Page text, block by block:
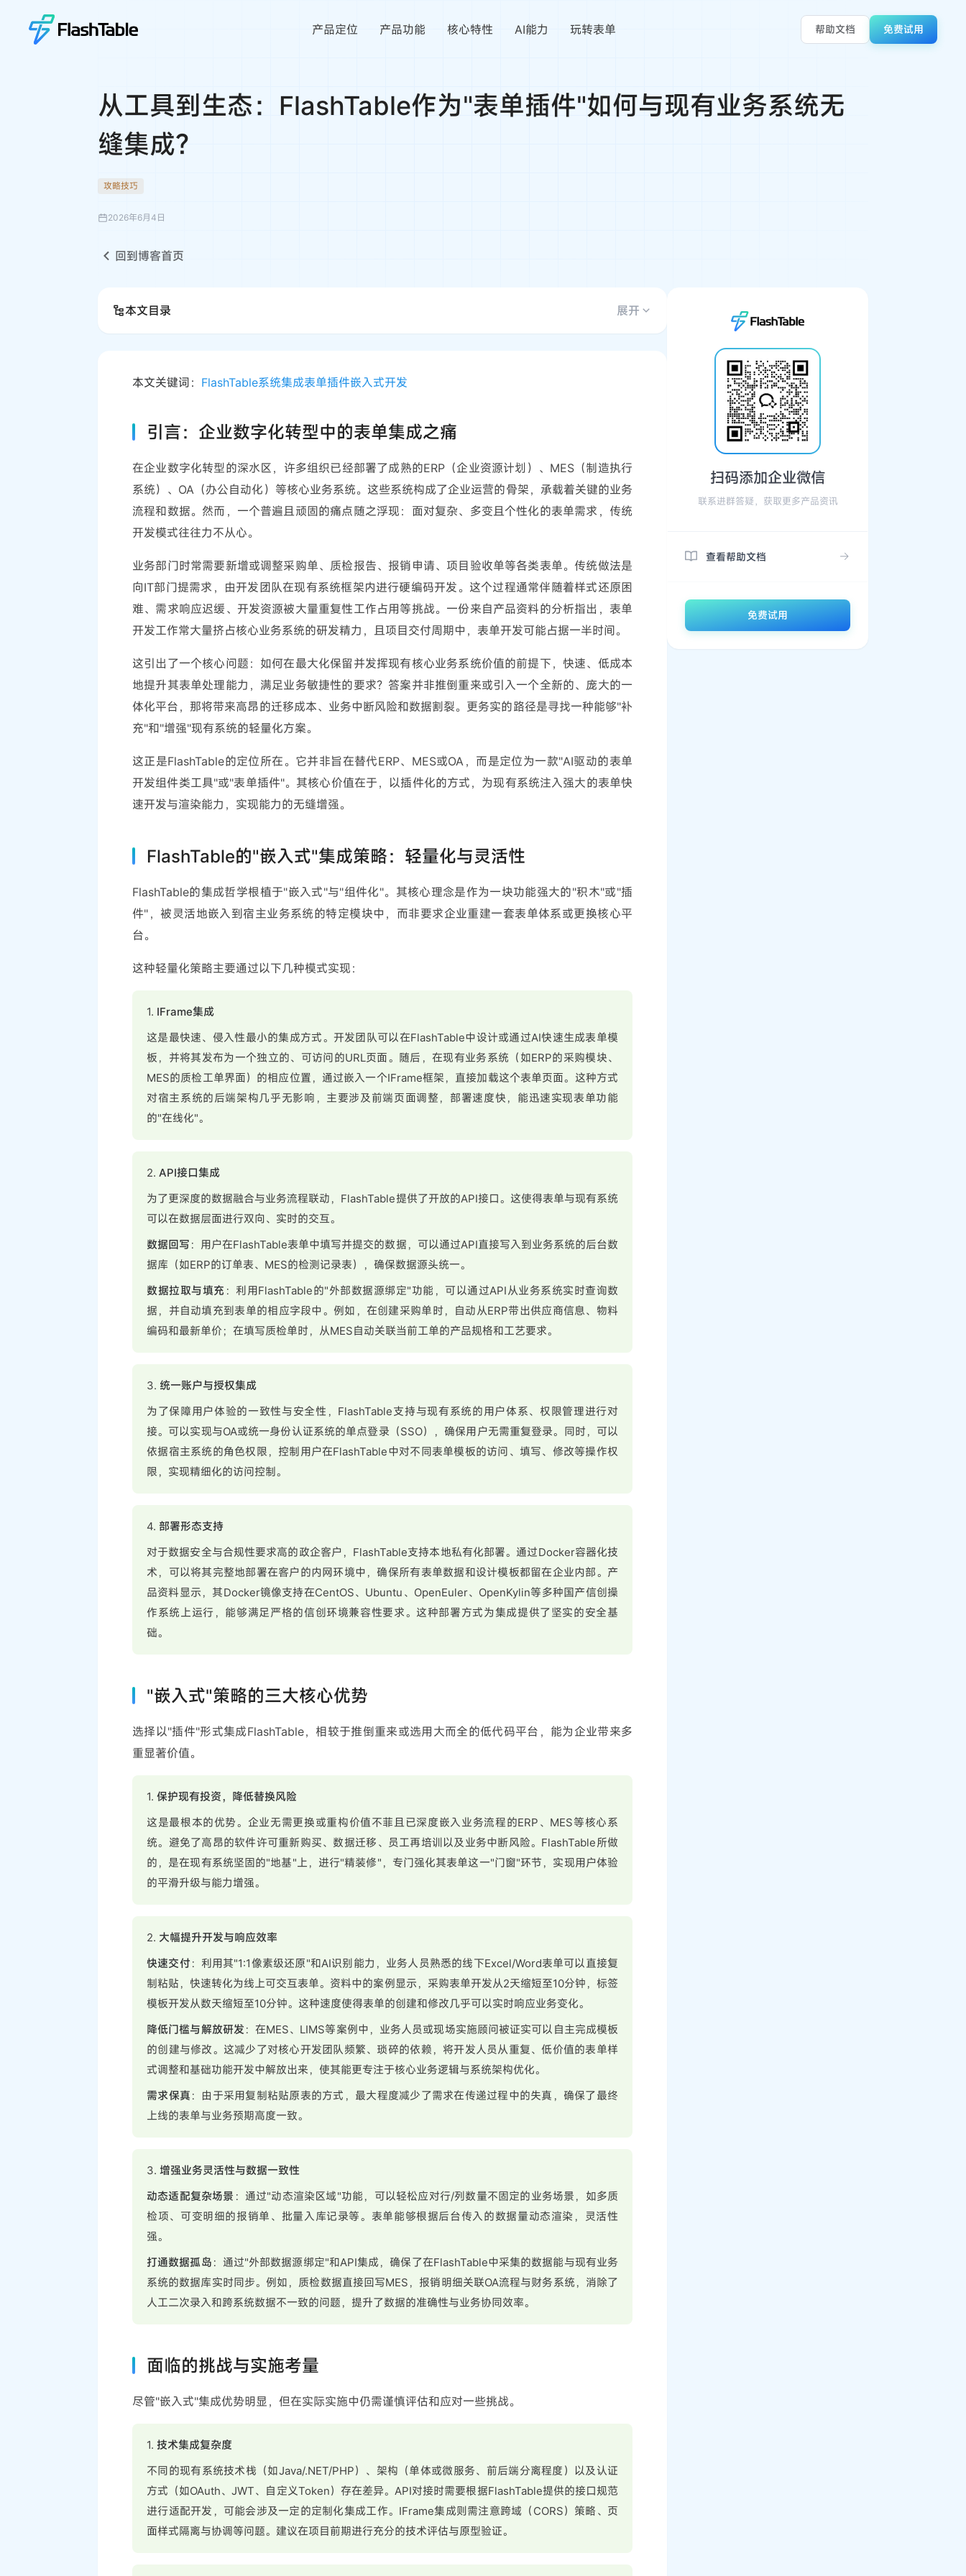
产品定位 产品功能 核心特性 AI能力 玩转表单 帮助文档 免费试用
从工具到生态：FlashTable作为"表单插件"如何与现有业务系统无
缝集成？
攻略技巧
2026年6月4日
回到博客首页
本文目录 展开
本文关键词： FlashTable系统集成表单插件嵌入式开发
引言：企业数字化转型中的表单集成之痛
在企业数字化转型的深水区，许多组织已经部署了成熟的ERP（企业资源计划）、MES（制造执行
系统）、OA（办公自动化）等核心业务系统。这些系统构成了企业运营的骨架，承载着关键的业务
流程和数据。然而，一个普遍且顽固的痛点随之浮现：面对复杂、多变且个性化的表单需求，传统
开发模式往往力不从心。
业务部门时常需要新增或调整采购单、质检报告、报销申请、项目验收单等各类表单。传统做法是
向IT部门提需求，由开发团队在现有系统框架内进行硬编码开发。这个过程通常伴随着样式还原困
难、需求响应迟缓、开发资源被大量重复性工作占用等挑战。一份来自产品资料的分析指出，表单
开发工作常大量挤占核心业务系统的研发精力，且项目交付周期中，表单开发可能占据一半时间。
这引出了一个核心问题：如何在最大化保留并发挥现有核心业务系统价值的前提下，快速、低成本
地提升其表单处理能力，满足业务敏捷性的要求？答案并非推倒重来或引入一个全新的、庞大的一
体化平台，那将带来高昂的迁移成本、业务中断风险和数据割裂。更务实的路径是寻找一种能够"补
充"和"增强"现有系统的轻量化方案。
这正是FlashTable的定位所在。它并非旨在替代ERP、MES或OA，而是定位为一款"AI驱动的表单
开发组件类工具"或"表单插件"。其核心价值在于，以插件化的方式，为现有系统注入强大的表单快
速开发与渲染能力，实现能力的无缝增强。
FlashTable的"嵌入式"集成策略：轻量化与灵活性
FlashTable的集成哲学根植于"嵌入式"与"组件化"。其核心理念是作为一块功能强大的"积木"或"插
件"，被灵活地嵌入到宿主业务系统的特定模块中，而非要求企业重建一套表单体系或更换核心平
台。
这种轻量化策略主要通过以下几种模式实现：
1. IFrame集成
这是最快速、侵入性最小的集成方式。开发团队可以在FlashTable中设计或通过AI快速生成表单模
板，并将其发布为一个独立的、可访问的URL页面。随后，在现有业务系统（如ERP的采购模块、
MES的质检工单界面）的相应位置，通过嵌入一个IFrame框架，直接加载这个表单页面。这种方式
对宿主系统的后端架构几乎无影响，主要涉及前端页面调整，部署速度快，能迅速实现表单功能
的"在线化"。
2. API接口集成
为了更深度的数据融合与业务流程联动，FlashTable提供了开放的API接口。这使得表单与现有系统
可以在数据层面进行双向、实时的交互。
数据回写 ：用户在FlashTable表单中填写并提交的数据，可以通过API直接写入到业务系统的后台数
据库（如ERP的订单表、MES的检测记录表），确保数据源头统一。
数据拉取与填充 ：利用FlashTable的"外部数据源绑定"功能，可以通过API从业务系统实时查询数
据，并自动填充到表单的相应字段中。例如，在创建采购单时，自动从ERP带出供应商信息、物料
编码和最新单价；在填写质检单时，从MES自动关联当前工单的产品规格和工艺要求。
3. 统一账户与授权集成
为了保障用户体验的一致性与安全性，FlashTable支持与现有系统的用户体系、权限管理进行对
接。可以实现与OA或统一身份认证系统的单点登录（SSO），确保用户无需重复登录。同时，可以
依据宿主系统的角色权限，控制用户在FlashTable中对不同表单模板的访问、填写、修改等操作权
限，实现精细化的访问控制。
4. 部署形态支持
对于数据安全与合规性要求高的政企客户，FlashTable支持本地私有化部署。通过Docker容器化技
术，可以将其完整地部署在客户的内网环境中，确保所有表单数据和设计模板都留在企业内部。产
品资料显示，其Docker镜像支持在CentOS、Ubuntu、OpenEuler、OpenKylin等多种国产信创操
作系统上运行，能够满足严格的信创环境兼容性要求。这种部署方式为集成提供了坚实的安全基
础。
"嵌入式"策略的三大核心优势
选择以"插件"形式集成FlashTable，相较于推倒重来或选用大而全的低代码平台，能为企业带来多
重显著价值。
1. 保护现有投资，降低替换风险
这是最根本的优势。企业无需更换或重构价值不菲且已深度嵌入业务流程的ERP、MES等核心系
统。避免了高昂的软件许可重新购买、数据迁移、员工再培训以及业务中断风险。FlashTable所做
的，是在现有系统坚固的"地基"上，进行"精装修"，专门强化其表单这一"门窗"环节，实现用户体验
的平滑升级与能力增强。
2. 大幅提升开发与响应效率
快速交付 ：利用其"1:1像素级还原"和AI识别能力，业务人员熟悉的线下Excel/Word表单可以直接复
制粘贴，快速转化为线上可交互表单。资料中的案例显示，采购表单开发从2天缩短至10分钟，标签
模板开发从数天缩短至10分钟。这种速度使得表单的创建和修改几乎可以实时响应业务变化。
降低门槛与解放研发 ：在MES、LIMS等案例中，业务人员或现场实施顾问被证实可以自主完成模板
的创建与修改。这减少了对核心开发团队频繁、琐碎的依赖，将开发人员从重复、低价值的表单样
式调整和基础功能开发中解放出来，使其能更专注于核心业务逻辑与系统架构优化。
需求保真 ：由于采用复制粘贴原表的方式，最大程度减少了需求在传递过程中的失真，确保了最终
上线的表单与业务预期高度一致。
3. 增强业务灵活性与数据一致性
动态适配复杂场景 ：通过"动态渲染区域"功能，可以轻松应对行/列数量不固定的业务场景，如多质
检项、可变明细的报销单、批量入库记录等。表单能够根据后台传入的数据量动态渲染，灵活性
强。
打通数据孤岛 ：通过"外部数据源绑定"和API集成，确保了在FlashTable中采集的数据能与现有业务
系统的数据库实时同步。例如，质检数据直接回写MES，报销明细关联OA流程与财务系统，消除了
人工二次录入和跨系统数据不一致的问题，提升了数据的准确性与业务协同效率。
面临的挑战与实施考量
尽管"嵌入式"集成优势明显，但在实际实施中仍需谨慎评估和应对一些挑战。
1. 技术集成复杂度
不同的现有系统技术栈（如Java/.NET/PHP）、架构（单体或微服务、前后端分离程度）以及认证
方式（如OAuth、JWT、自定义Token）存在差异。API对接时需要根据FlashTable提供的接口规范
进行适配开发，可能会涉及一定的定制化集成工作。IFrame集成则需注意跨域（CORS）策略、页
面样式隔离与协调等问题。建议在项目前期进行充分的技术评估与原型验证。
扫码添加企业微信
联系进群答疑，获取更多产品资讯
查看帮助文档
免费试用